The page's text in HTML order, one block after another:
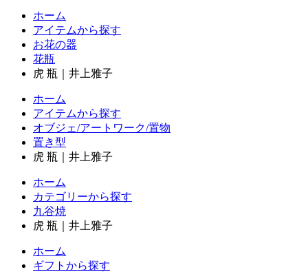
ホーム
アイテムから探す
お花の器
花瓶
虎 瓶｜井上雅子
ホーム
アイテムから探す
オブジェ/アートワーク/置物
置き型
虎 瓶｜井上雅子
ホーム
カテゴリーから探す
九谷焼
虎 瓶｜井上雅子
ホーム
ギフトから探す